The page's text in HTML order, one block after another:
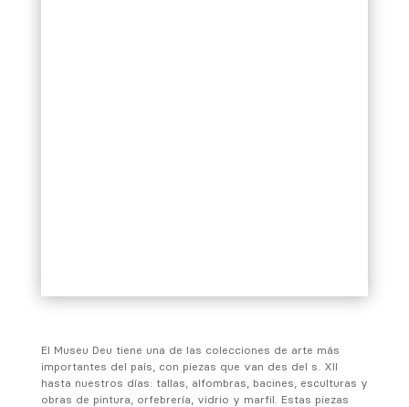
El Museu Deu tiene una de las colecciones de arte más
importantes del país, con piezas que van des del s. XII
hasta nuestros días: tallas, alfombras, bacines, esculturas y
obras de pintura, orfebrería, vidrio y marfil. Estas piezas